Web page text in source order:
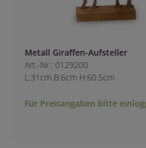
Metall Giraffen-Aufsteller
Art.-Nr.: 0129200
L:31cm B:6cm H:60.5cm
Für Preisangaben bitte